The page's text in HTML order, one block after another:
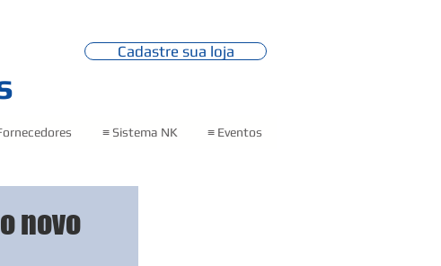
Cadastre sua loja
≡ Sistema NK ≡ Eventos
novo